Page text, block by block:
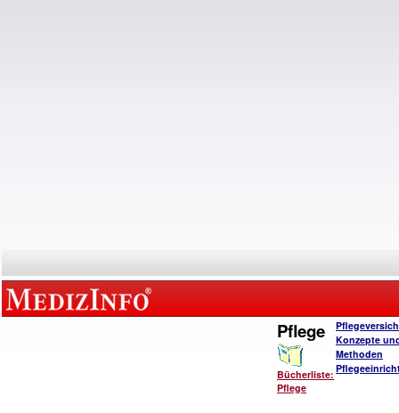
Pflege
Bücherliste:
Pflege
Konzepte
Methoden